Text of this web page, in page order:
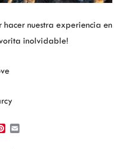
nuestra experiencia en
inolvidable!